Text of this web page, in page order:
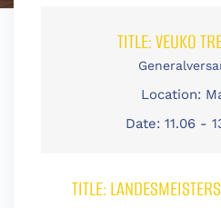
TITLE:VEUKO
Location:
Date: 11.06 -
TITLE: